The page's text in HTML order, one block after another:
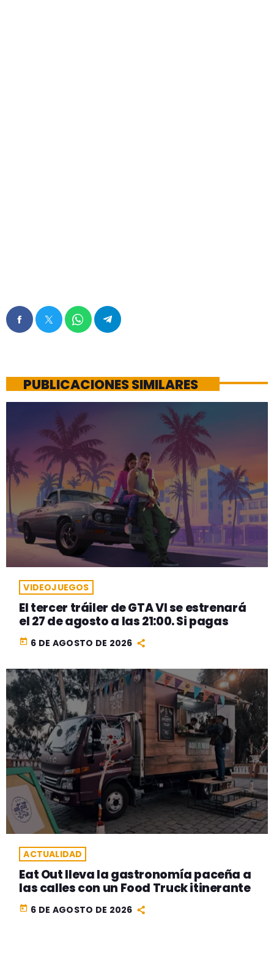
PUBLICACIONES SIMILARES
VIDEOJUEGOS
El tercer tráiler de GTA VI se estrenará
el 27 de agosto a las 21:00. Si pagas
today 6 DE AGOSTO DE 2026
ACTUALIDAD
Eat Out lleva la gastronomía paceña a
las calles con un Food Truck itinerante
today 6 DE AGOSTO DE 2026